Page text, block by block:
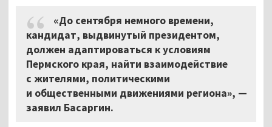
«До сентября немного времени,
кандидат, выдвинутый президентом,
должен адаптироваться к условиям
Пермского края, найти взаимодействие
с жителями, политическими
и общественными движениями региона», —
заявил Басаргин.